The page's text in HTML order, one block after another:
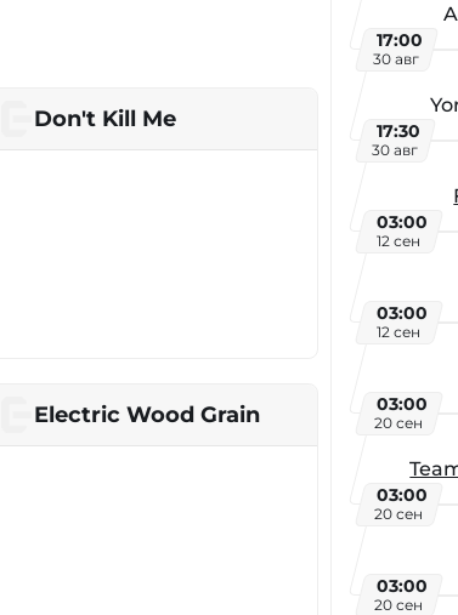
Don't Kill Me
Electric Wood Grain
17:00
30 авг
17:30
30 авг
03:00
12 сен
03:00
12 сен
03:00
20 сен
03:00
20 сен
03:00
20 сен